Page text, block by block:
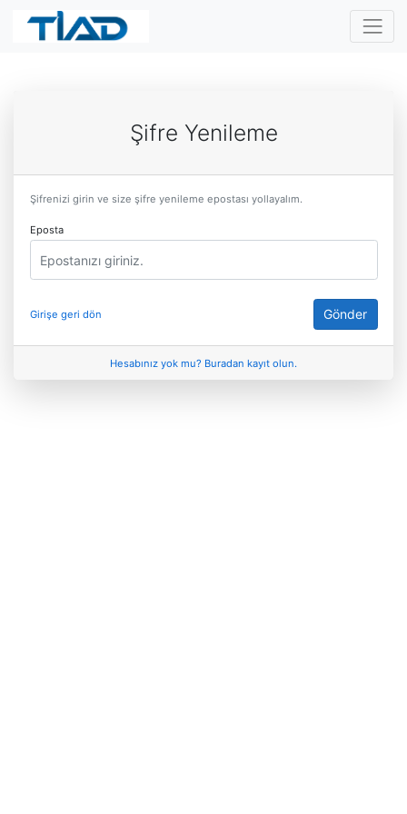
Şifre Yenileme
Şifrenizi girin ve size şifre yenileme epostası yollayalım.
Eposta
Girişe geri dön Gönder
Hesabınız yok mu? Buradan kayıt olun.